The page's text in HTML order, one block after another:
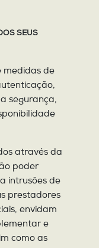
SEUS
medidas de
segurança,
através da
poder
intrusões de
prestadores
envidam
e
como as